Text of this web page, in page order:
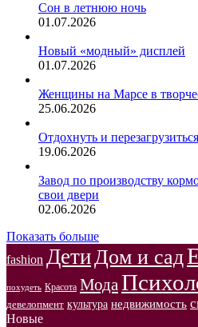
Сон в летнюю ночь
01.07.2026
Новый «модный» дисплей
01.07.2026
Женщины на Марсе в
25.06.2026
Отдохнуть и перезагрузиться
19.06.2026
Завод по производству
свои двери
02.06.2026
Показать больше
fashion ДетиДом и сад
похудеть Красота Мода
девелопмент культура недвижимость
Новые